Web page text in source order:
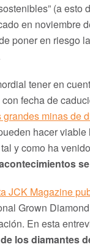
(a esto
en noviembre
poner en riesgo
tener en
fecha de
grandes minas de
hacer
y como ha
JCK Magazine
Grown
En esta
los diamantes